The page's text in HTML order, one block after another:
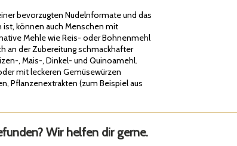
bevorzugten Nudelnformate und das
ist, können auch Menschen mit
Mehle wie Reis- oder Bohnenmehl
an der Zubereitung schmackhafter
, Mais-, Dinkel- und Quinoamehl.
mit leckeren Gemüsewürzen
Pflanzenextrakten (zum Beispiel aus
Wir helfen dir gerne.